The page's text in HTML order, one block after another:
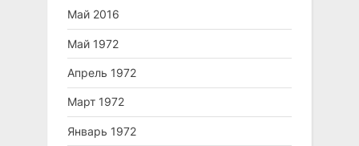
Май 2016
Май 1972
Апрель 1972
Март 1972
Январь 1972